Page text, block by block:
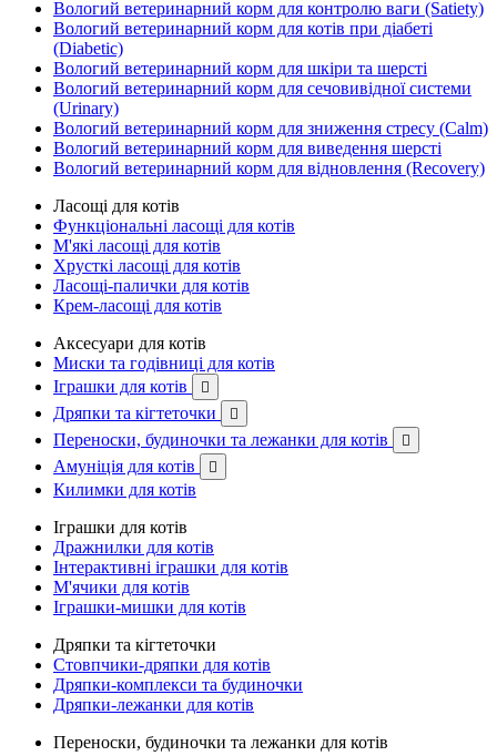
Вологий ветеринарний корм для контролю ваги (Satiety)
Вологий ветеринарний корм для котів при діабеті
(Diabetic)
Вологий ветеринарний корм для шкіри та шерсті
Вологий ветеринарний корм для сечовивідної системи
(Urinary)
Вологий ветеринарний корм для зниження стресу (Calm)
Вологий ветеринарний корм для виведення шерсті
Вологий ветеринарний корм для відновлення (Recovery)
Ласощі для котів
Функціональні ласощі для котів
М'які ласощі для котів
Хрусткі ласощі для котів
Ласощі-палички для котів
Крем-ласощі для котів
Аксесуари для котів
Миски та годівниці для котів
Іграшки для котів

Дряпки та кігтеточки 
Переноски, будиночки та лежанки для котів 
Амуніція для котів 
Килимки для котів
Іграшки для котів
Дражнилки для котів
Інтерактивні іграшки для котів
М'ячики для котів
Іграшки-мишки для котів
Дряпки та кігтеточки
Стовпчики-дряпки для котів
Дряпки-комплекси та будиночки
Дряпки-лежанки для котів
Переноски, будиночки та лежанки для котів